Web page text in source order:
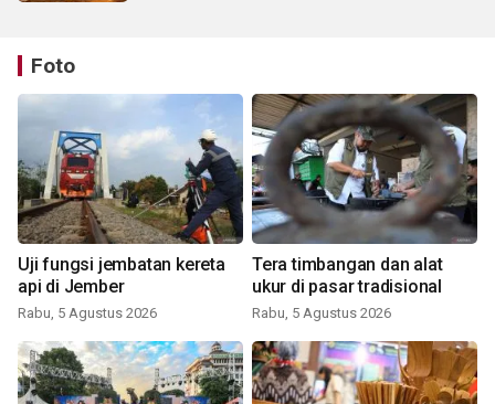
Foto
Uji fungsi jembatan kereta
api di Jember
Rabu, 5 Agustus 2026
Tera timbangan dan alat
ukur di pasar tradisional
Rabu, 5 Agustus 2026